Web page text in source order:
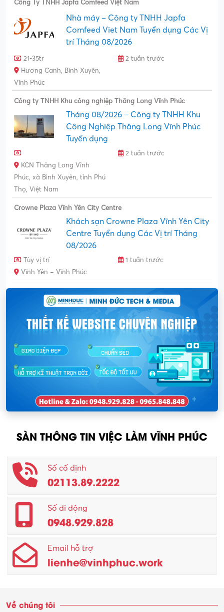
Công Ty TNHH Japfa Comfeed Việt Nam
Nhà máy – Công ty TNHH Japfa
Comfeed Viet Nam Tuyển dụng Các Vị
trí Tháng 08/2026
21-35tr
2 tuần trước
Hương Canh, Bình Xuyên,
Vĩnh Phúc
Công ty TNHH Khu công nghiệp Thăng Long Vĩnh Phúc
Tháng 08/2026 – Công ty TNHH Khu
Công Nghiệp Thăng Long Vĩnh Phúc
Tuyển dụng
2 tuần trước
KCN Thăng Long Vĩnh
Phúc, xã Bình Xuyên, tỉnh Phú
Thọ, Việt Nam
Crowne Plaza Vĩnh Yên City Centre
Khách sạn Crowne Plaza Vĩnh Yên City
Centre Tuyển dụng Các Vị trí Tháng
08/2026
Tùy vị trí
1 tuần trước
Vĩnh Yên – Vĩnh Phúc
SÀN THÔNG TIN VIỆC LÀM VĨNH PHÚC
Số cố định
02113.89.2222
Số di động
0948.929.828
Email hỗ trợ
lienhe@vinhphuc.work
Về chúng tôi